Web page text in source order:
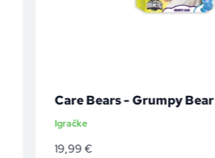
Care Bears - Grumpy Bear
Igračke
19,99€